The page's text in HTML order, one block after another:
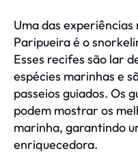
Uma das
Paripueira é o
Esses recifes são lar
espécies marinhas e
passeios guiados. Os
podem mostrar os
marinha, garantindo
enriquecedora.